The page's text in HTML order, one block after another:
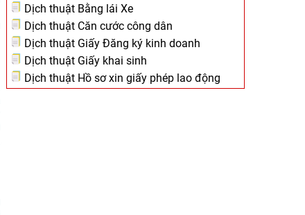
Dịch thuật Bằng lái Xe
Dịch thuật Căn cước công dân
Dịch thuật Giấy Đăng ký kinh doanh
Dịch thuật Giấy khai sinh
Dịch thuật Hồ sơ xin giấy phép lao động